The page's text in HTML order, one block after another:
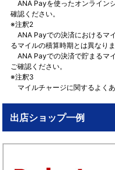
ANA Payを使ったオンライン
確認ください。
※注釈2
ANA Payでの決済におけるマ
るマイルの積算時期とは異なりま
ANA Payでの決済で貯まるマ
ご確認ください。
※注釈3
マイルチャージに関するよく
出店ショップ一例